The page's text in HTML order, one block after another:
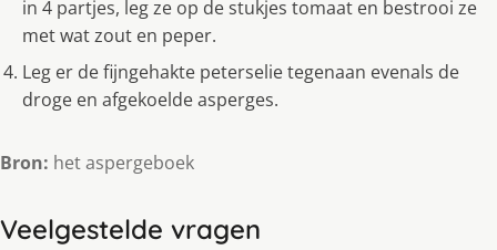
in 4 partjes, leg ze op de stukjes tomaat en bestrooi ze
met wat zout en peper.
Leg er de fijngehakte peterselie tegenaan evenals de
droge en afgekoelde asperges.
Bron: het aspergeboek
Veelgestelde vragen